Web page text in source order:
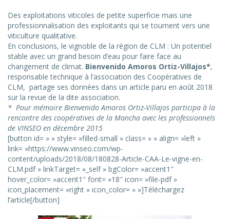
Des exploitations viticoles de petite superficie mais une
professionnalisation des exploitants qui se tournent vers une
viticulture qualitative.
En conclusions, le vignoble de la région de CLM : Un potentiel
stable avec un grand besoin d’eau pour faire face au
changement de climat. Bienvenido Amoros Ortiz-Villajos*,
responsable technique à l’association des Coopératives de
CLM, partage ses données dans un article paru en août 2018
sur la revue de la dite association.
* Pour mémoire Bienvenido Amoros Ortiz-Villajos participa à la
rencontre des coopératives de la Mancha avec les professionnels
de VINSEO en décembre 2015
[button id= » » style= »filled-small » class= » » align= »left »
link= »https://www.vinseo.com/wp-
content/uploads/2018/08/180828-Article-CAA-Le-vigne-en-
CLM.pdf » linkTarget= »_self » bgColor= »accent1″
hover_color= »accent1″ font= »18″ icon= »file-pdf »
icon_placement= »right » icon_color= » »]Téléchargez
l’article[/button]